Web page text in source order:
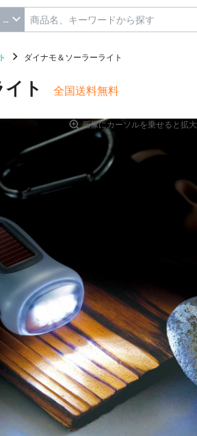
ノベルティ
ダイナモ＆ソーラーライト
ト 全国送料無料
画像にカーソルを乗せると拡大